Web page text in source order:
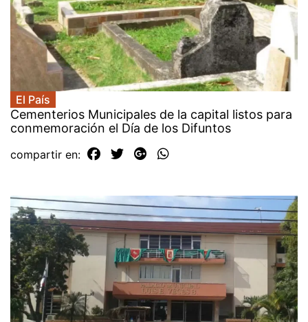
El País
Cementerios Municipales de la capital listos para
conmemoración el Día de los Difuntos
compartir en: